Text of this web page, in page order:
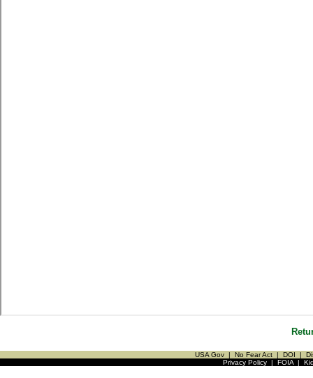
USA Gov | No Fear Act | DOI |
Privacy Policy| FOIA|